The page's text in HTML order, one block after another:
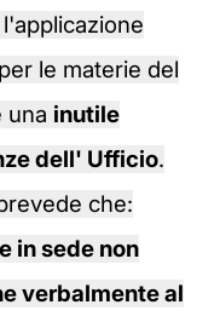
le materie del
una inutile
dell' Ufficio.
che:
in sede non
verbalmente al